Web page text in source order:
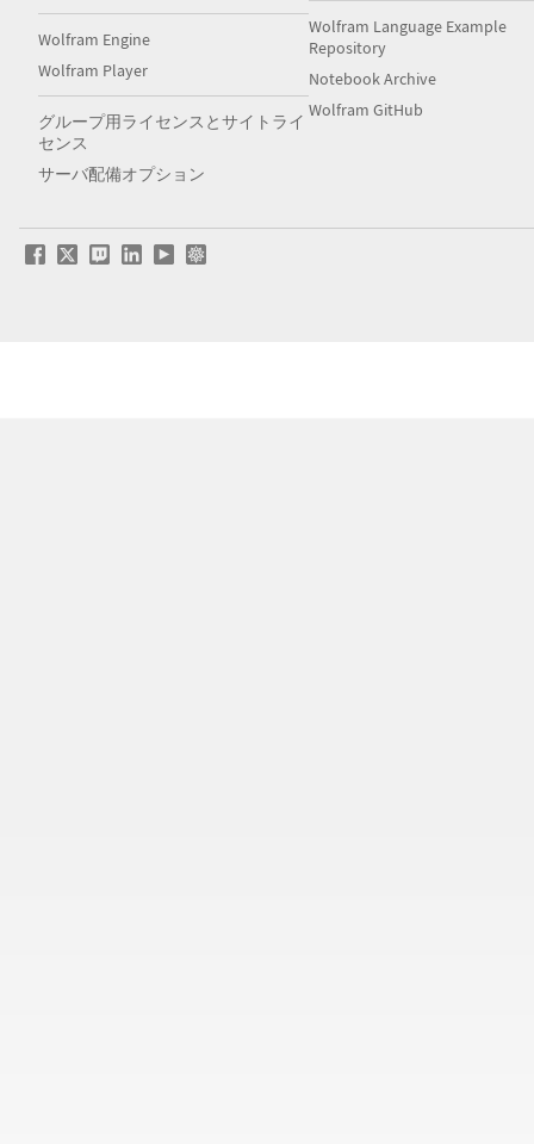
Wolfram Engine
Wolfram Player
グループ用ライセンスとサイトライ
センス
サーバ配備オプション
Wolfram Language Example
Repository
Notebook Archive
Wolfram GitHub